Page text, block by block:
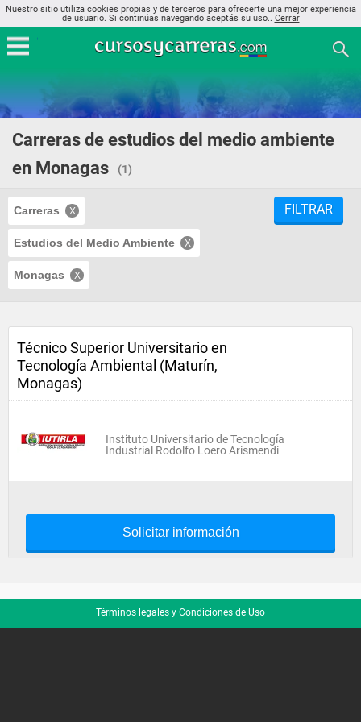
Nuestro sitio utiliza cookies propias y de terceros para ofrecerte una mejor experiencia
de usuario. Si continúas navegando aceptás su uso.. Cerrar
Carreras de estudios del medio ambiente
en Monagas
(1)
Carreras
Estudios del Medio Ambiente
Monagas
FILTRAR
Técnico Superior Universitario en
Tecnología Ambiental (Maturín,
Monagas)
Instituto Universitario de Tecnología
Industrial Rodolfo Loero Arismendi
Solicitar información
Términos legales y Condiciones de Uso